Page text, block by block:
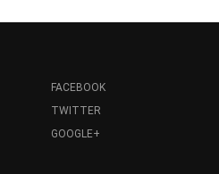
FACEBOOK
TWITTER
GOOGLE+